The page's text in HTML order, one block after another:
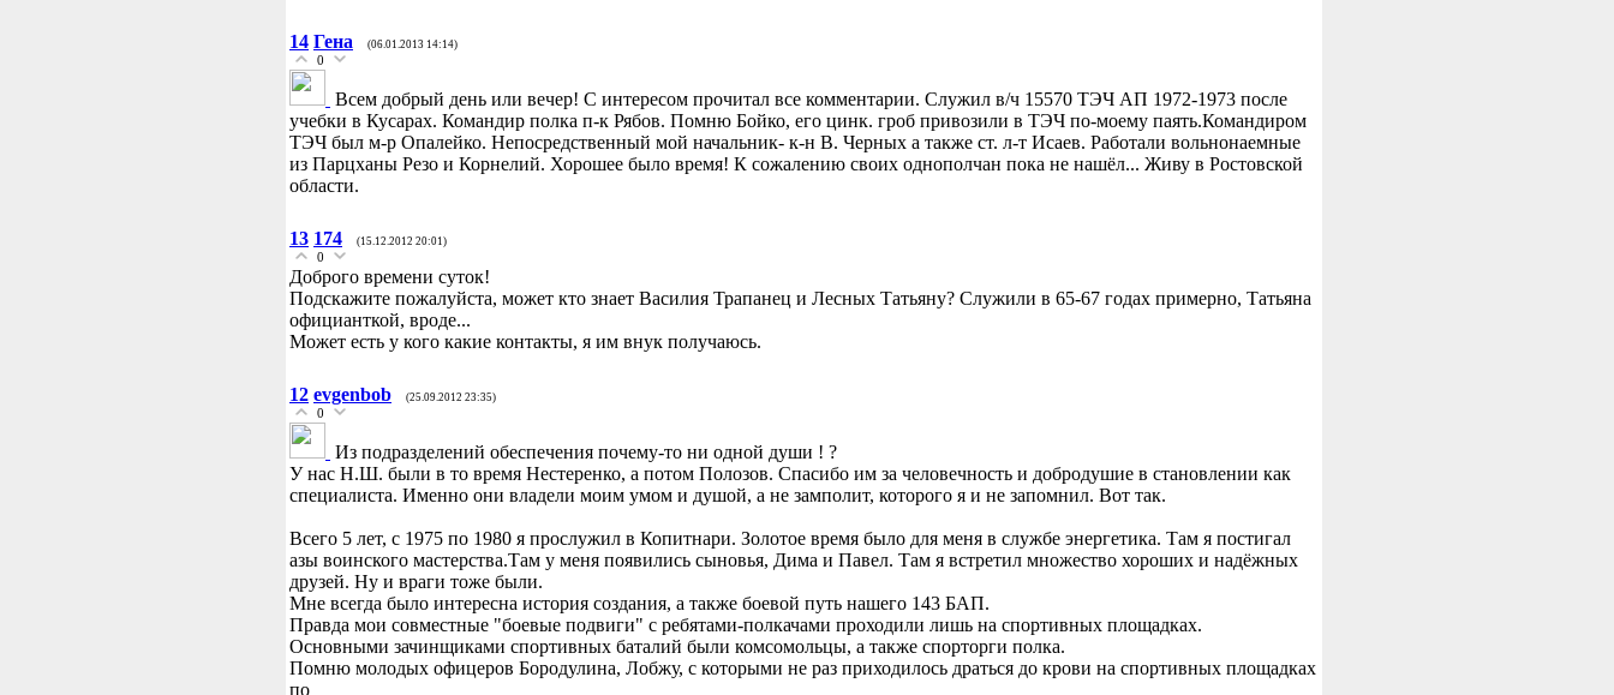
14 Гена (06.01.2013 14:14)
0
Всем добрый день или вечер! С интересом прочитал все комментарии. Служил в/ч 15570 ТЭЧ АП 1972-1973 после
учебки в Кусарах. Командир полка п-к Рябов. Помню Бойко, его цинк. гроб привозили в ТЭЧ по-моему паять.Командиром
ТЭЧ был м-р Опалейко. Непосредственный мой начальник- к-н В. Черных а также ст. л-т Исаев. Работали вольнонаемные
из Парцханы Резо и Корнелий. Хорошее было время! К сожалению своих однополчан пока не нашёл... Живу в Ростовской
области.
13 174 (15.12.2012 20:01)
0
Доброго времени суток!
Подскажите пожалуйста, может кто знает Василия Трапанец и Лесных Татьяну? Служили в 65-67 годах примерно, Татьяна
официанткой, вроде...
Может есть у кого какие контакты, я им внук получаюсь.
12 evgenbob (25.09.2012 23:35)
0
Из подразделений обеспечения почему-то ни одной души ! ?
У нас Н.Ш. были в то время Нестеренко, а потом Полозов. Спасибо им за человечность и добродушие в становлении как
специалиста. Именно они владели моим умом и душой, а не замполит, которого я и не запомнил. Вот так.
Всего 5 лет, с 1975 по 1980 я прослужил в Копитнари. Золотое время было для меня в службе энергетика. Там я постигал
азы воинского мастерства.Там у меня появились сыновья, Дима и Павел. Там я встретил множество хороших и надёжных
друзей. Ну и враги тоже были.
Мне всегда было интересна история создания, а также боевой путь нашего 143 БАП.
Правда мои совместные "боевые подвиги" с ребятами-полкачами проходили лишь на спортивных площадках.
Основными зачинщиками спортивных баталий были комсомольцы, а также спорторги полка.
Помню молодых офицеров Бородулина, Лобжу, с которыми не раз приходилось драться до крови на спортивных площадках
по